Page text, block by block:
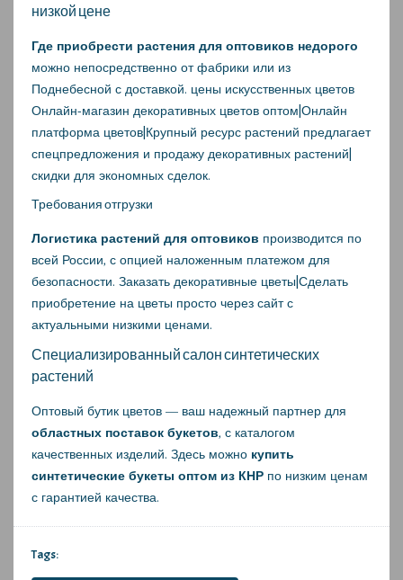
низкой цене
Где приобрести растения для оптовиков недорого
можно непосредственно от фабрики или из
Поднебесной с доставкой. цены искусственных цветов
Онлайн-магазин декоративных цветов оптом|Онлайн
платформа цветов|Крупный ресурс растений предлагает
спецпредложения и продажу декоративных растений|
скидки для экономных сделок.
Требования отгрузки
Логистика растений для оптовиков производится по
всей России, с опцией наложенным платежом для
безопасности. Заказать декоративные цветы|Сделать
приобретение на цветы просто через сайт с
актуальными низкими ценами.
Специализированный салон синтетических
растений
Оптовый бутик цветов — ваш надежный партнер для
областных поставок букетов, с каталогом
качественных изделий. Здесь можно купить
синтетические букеты оптом из КНР по низким ценам
с гарантией качества.
Tags: